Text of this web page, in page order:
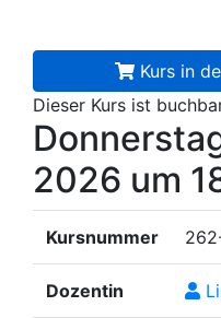
Kurs in
Dieser Kurs ist
2026 um
Kursnummer
Dozentin